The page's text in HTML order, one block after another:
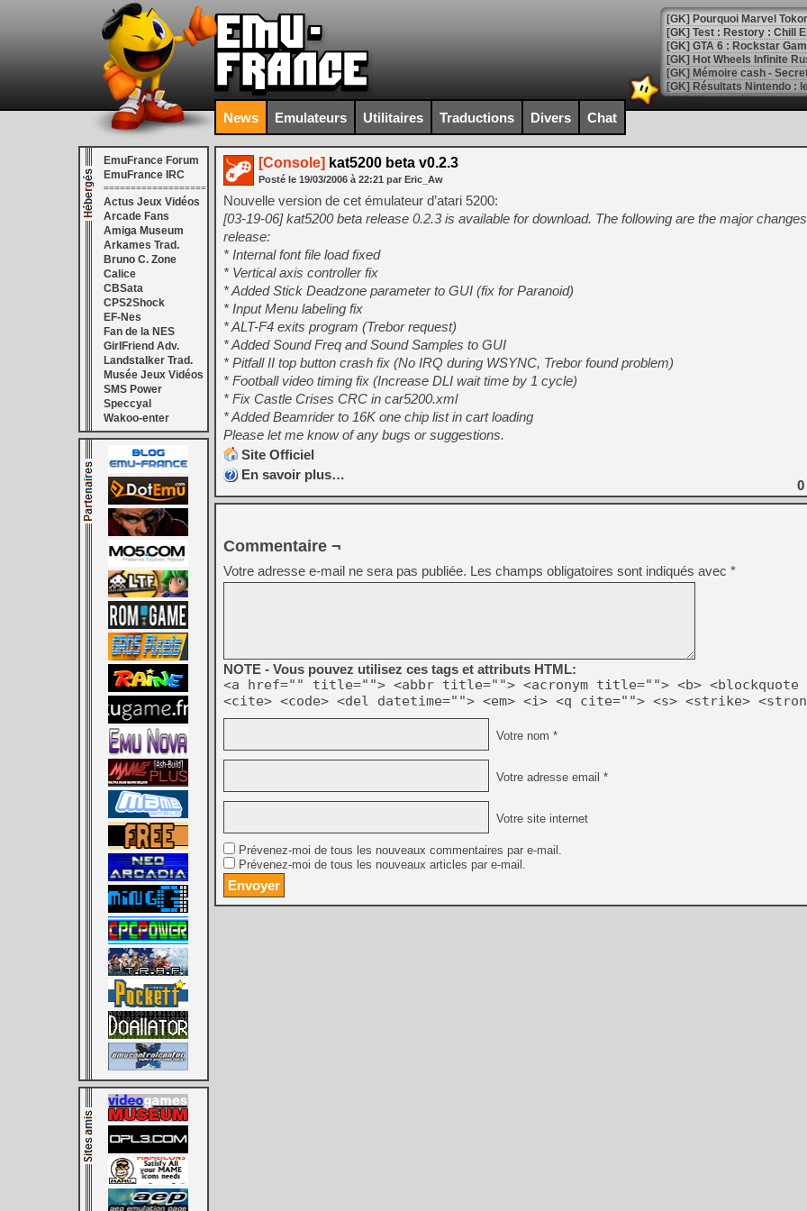
[GK] Pourquoi Marvel
[GK] Test : Restory : Chill
[GK] GTA 6 : Rockstar
[GK] Hot Wheels Infinite
[GK] Mémoire cash -
[GK] Résultats Nintendo :
[GK] Déjà des
[Mo5] Brickboy cherche à
[GK] Minecraft et ses «
[GK] Beast of
[GK] Ubisoft : fin de partie
[GK] Mémoire cash -
[GK] Dan Houser (GTA)
[GK] Comment EA Sports
[GK] Crimson Moon : un
[GK] Isle of Reveries : le
[GK] Moonlighter 2 : The
[GK] Capcom relance
[Mo5] Deux inédits du
[GK] Le beat'em up The
[GK] Endless Legend 2 :
[LS] [PS5] Le WebKit
[GK] Oubliez Crazy Taxi,
[LS] [Switch] NSZ 5.0.0
[GK] No More Room in
[GK] Un chatbot Atelier
[GK] Mémoire cash -
[GK] Nvidia : le prix des
[GK] Suikoden Star Leap
[Mo5] La mini borne
News Emulateurs Utilitaires Traductions Divers Chat
EmuFrance Forum
EmuFrance IRC
===================
Actus Jeux Vidéos
Arcade Fans
Amiga Museum
Arkames Trad.
Bruno C. Zone
Calice
CBSata
CPS2Shock
EF-Nes
Fan de la NES
GirlFriend Adv.
Landstalker Trad.
Musée Jeux Vidéos
SMS Power
Speccyal
Wakoo-enter
[Console] kat5200 beta v0.2.3
Posté le 19/03/2006 à 22:21 par Eric_Aw
Nouvelle version de cet émulateur d’atari 5200:
[03-19-06] kat5200 beta release 0.2.3 is available for download. The following are the major
release:
* Internal font file load fixed
* Vertical axis controller fix
* Added Stick Deadzone parameter to GUI (fix for Paranoid)
* Input Menu labeling fix
* ALT-F4 exits program (Trebor request)
* Added Sound Freq and Sound Samples to GUI
* Pitfall II top button crash fix (No IRQ during WSYNC, Trebor found problem)
* Football video timing fix (Increase DLI wait time by 1 cycle)
* Fix Castle Crises CRC in car5200.xml
* Added Beamrider to 16K one chip list in cart loading
Please let me know of any bugs or suggestions.
Site Officiel
En savoir plus…
0
Commentaire ¬
Votre adresse e-mail ne sera pas publiée. Les champs obligatoires sont indiqués avec *
NOTE - Vous pouvez utilisez ces tags et attributs HTML:
<a href="" title=""> <abbr title=""> <acronym title=""> <b> <blockquote
<cite> <code> <del datetime=""> <em> <i> <q cite=""> <s> <strike>
Votre nom *
Votre adresse email *
Votre site internet
Prévenez-moi de tous les nouveaux commentaires par e-mail.
Prévenez-moi de tous les nouveaux articles par e-mail.